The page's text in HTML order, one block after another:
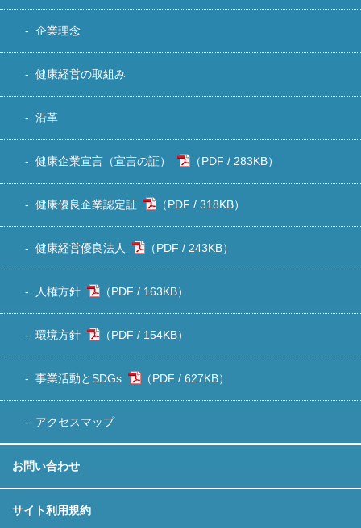
企業理念
健康経営の取組み
沿革
健康企業宣言（宣言の証） 283KB）
健康優良企業認定証 318KB）
健康経営優良法人 243KB）
人権方針 163KB）
環境方針 154KB）
事業活動とSDGs 627KB）
アクセスマップ
お問い合わせ
サイト利用規約